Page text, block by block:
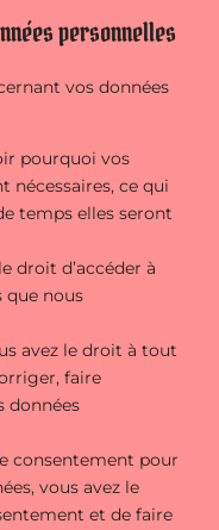
personnelles
vos données
pourquoi vos
nécessaires, ce qui
temps elles seront
droit d’accéder à
que nous
avez le droit à tout
faire
données
consentement pour
vous avez le
et de faire